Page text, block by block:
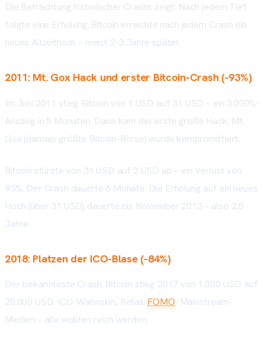
Die Betrachtung historischer Crashs zeigt: Nach jedem Tief
folgte eine Erholung. Bitcoin erreichte nach jedem Crash ein
neues Allzeithoch – meist 2-3 Jahre später.
2011: Mt. Gox Hack und erster Bitcoin-Crash (-93%)
Im Juni 2011 stieg Bitcoin von 1 USD auf 31 USD – ein 3.000%-
Anstieg in 5 Monaten. Dann kam der erste große Hack: Mt.
Gox (damals größte Bitcoin-Börse) wurde kompromittiert.
Bitcoin stürzte von 31 USD auf 2 USD ab – ein Verlust von
93%. Der Crash dauerte 6 Monate. Die Erholung auf ein neues
Hoch (über 31 USD) dauerte bis November 2013 – also 2,5
Jahre.
2018: Platzen der ICO-Blase (-84%)
Der bekannteste Crash: Bitcoin stieg 2017 von 1.000 USD auf
20.000 USD. ICO-Wahnsinn, Retail-FOMO, Mainstream-
Medien – alle wollten reich werden.